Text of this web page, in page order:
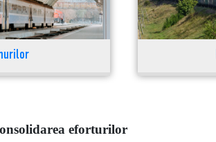
eforturilor